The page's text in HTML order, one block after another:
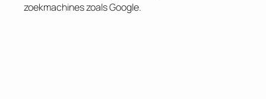
zoekmachines zoals Google.